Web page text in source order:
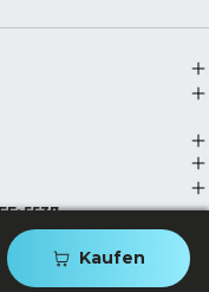
Kaufen
5537